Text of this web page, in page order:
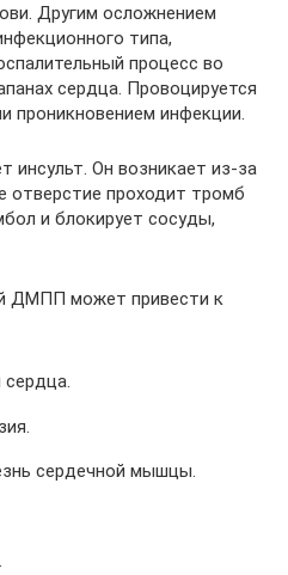
Другим осложнением
типа,
процесс во
сердца. Провоцируется
проникновением инфекции.
инсульт. Он возникает из-за
отверстие проходит тромб
и блокирует сосуды,
ДМПП может привести к
сердечной мышцы.